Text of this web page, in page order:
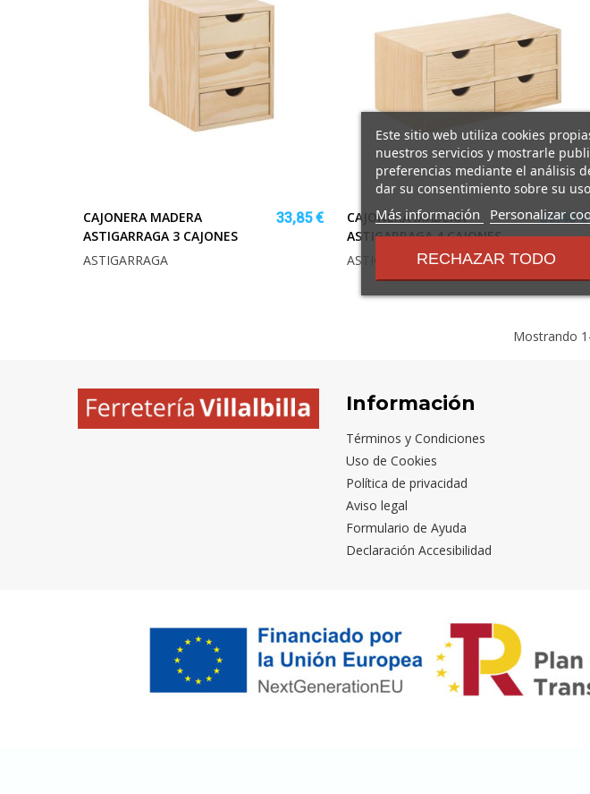
CAJONERA MADERA
ASTIGARRAGA 3 CAJONES
33,85 €
ASTIGARRAGA
CAJONERA MADERA
ASTIGARRAGA 4 CAJONES
35,40 €
ASTIGARRAGA
Mostrando 1
Información
Términos y Condiciones
Uso de Cookies
Política de privacidad
Aviso legal
Formulario de Ayuda
Declaración Accesibilidad
Este sitio web utiliza cookies
nuestros servicios y mostrarle
preferencias mediante el análisis
dar su consentimiento sobre su
Más información
sobre
los
términos
y
condiciones
Personalizar
RECHAZAR TODO